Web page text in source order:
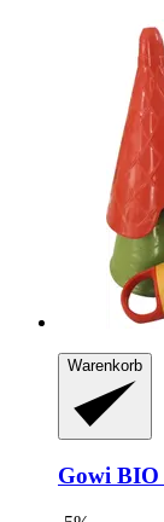
Warenkorb
Gowi BIO